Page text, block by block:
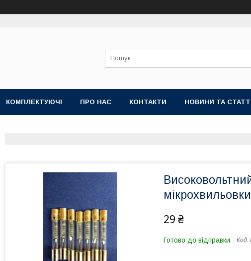
КОМПЛЕКТУЮЧІ ПРО НАС КОНТАКТИ НОВИНИ ТА
29 ₴
Готово до відправки Код: